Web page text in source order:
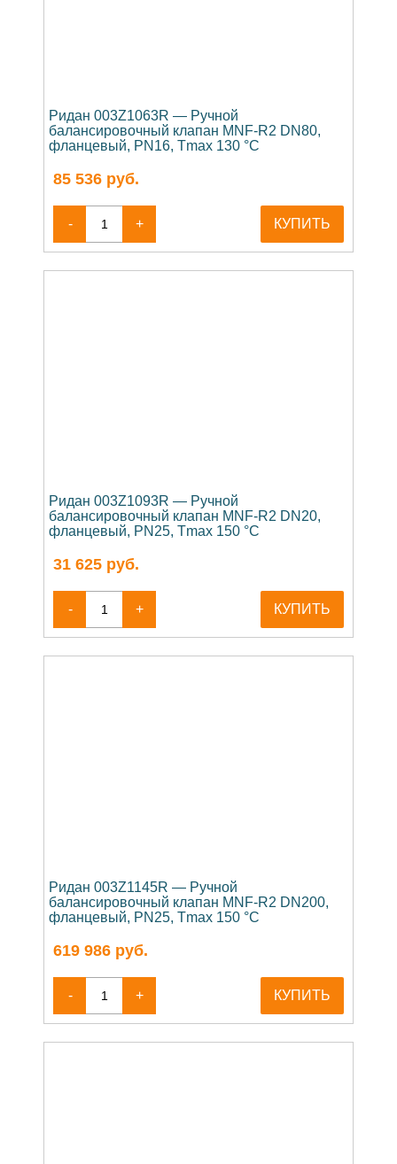
Ридан 003Z1063R — Ручной
балансировочный клапан MNF-R2 DN80,
фланцевый, PN16, Tmax 130 °C
85 536 руб.
- + КУПИТЬ
Ридан 003Z1093R — Ручной
балансировочный клапан MNF-R2 DN20,
фланцевый, PN25, Tmax 150 °C
31 625 руб.
- + КУПИТЬ
Ридан 003Z1145R — Ручной
балансировочный клапан MNF-R2 DN200,
фланцевый, PN25, Tmax 150 °C
619 986 руб.
- + КУПИТЬ